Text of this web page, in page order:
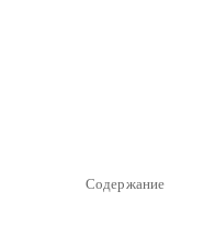
Содержание